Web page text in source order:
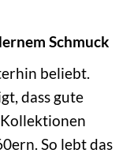
Schmuck
beliebt.
dass gute
So lebt das